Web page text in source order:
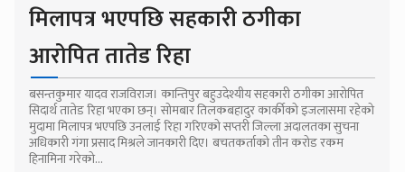
मिलापत्र भएपछि सहकारी ठगीका
आरोपित तातेड रिहा
बसन्तकुमार यादव राजविराज। कान्तिपुर बहुउदेश्यीय सहकारी ठगीका आरोपित
सिदार्थ तातेड रिहा भएका छन्। सोमबार तिलकबहादुर कार्कीको इजलासमा रहेको
मुदामा मिलापत्र भएपछि उनलाई रिहा गरिएको सप्तरी जिल्ला अदालतका सुचना
अधिकारी गंगा प्रसाद मिश्रले जानकारी दिए। बचतकर्ताको तीन करोड रकम
हिनामिना गरेको...